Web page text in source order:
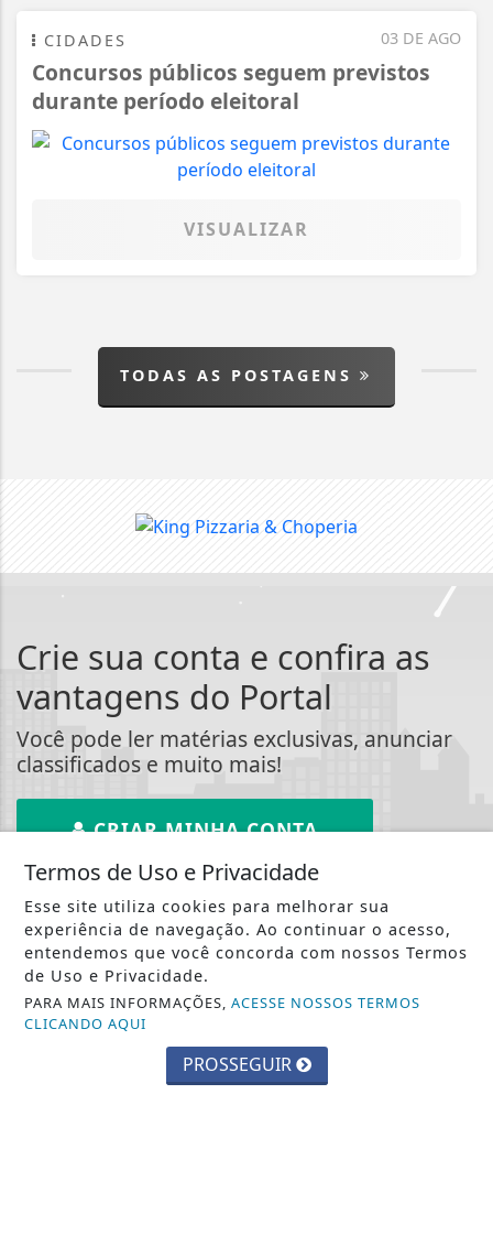
03 DE AGO
CIDADES
Concursos públicos seguem previstos
durante período eleitoral
VISUALIZAR
TODAS AS POSTAGENS
Crie sua conta e confira as
vantagens do Portal
Você pode ler matérias exclusivas, anunciar
classificados e muito mais!
CRIAR MINHA CONTA
::: Jornal Gazeta
Notícias :::
Termos de Uso e Privacidade
Esse site utiliza cookies para melhorar sua
experiência de navegação. Ao continuar o acesso,
entendemos que você concorda com nossos Termos
de Uso e Privacidade.
PARA MAIS INFORMAÇÕES,ACESSE NOSSOS TERMOS
CLICANDO AQUI
PROSSEGUIR